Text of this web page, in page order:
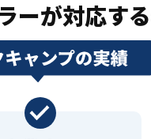
ーが対応す